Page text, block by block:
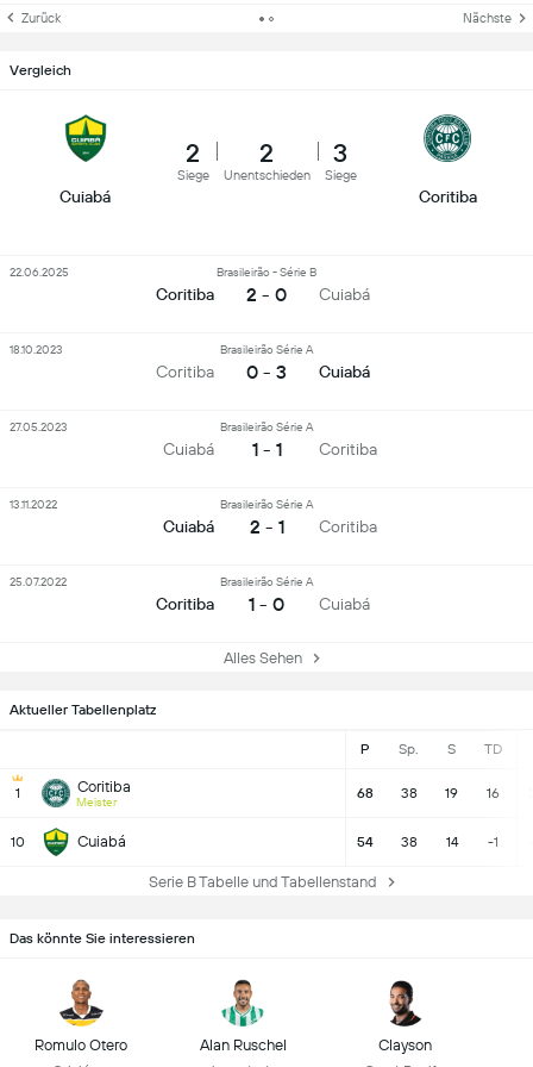
Aktueller Tabellenplatz
P Sp. S TD
1 Coritiba
Meister
68 38 19 16
10 Cuiabá 54 38 14 -1
Serie B Tabelle und Tabellenstand
Zurück Nächste
Vergleich
Cuiabá
2
Siege
2
Unentschieden
3
Siege
Coritiba
Coritiba
Brasileirão - Série B
2 - 0 Cuiabá
22.06.2025
Coritiba
Brasileirão Série A
0 - 3 Cuiabá
18.10.2023
Cuiabá
Brasileirão Série A
1 - 1 Coritiba
27.05.2023
Cuiabá
Brasileirão Série A
2 - 1 Coritiba
13.11.2022
Coritiba
Brasileirão Série A
1 - 0 Cuiabá
25.07.2022
Alles Sehen
Das könnte Sie interessieren
Romulo Otero Alan Ruschel Clayson